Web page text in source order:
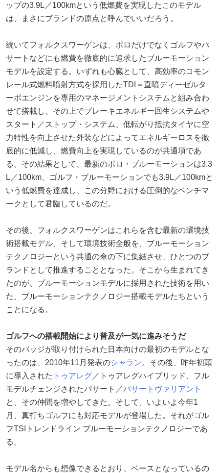
ップの3.9L／100kmという低燃費を実現したこのモデル
は、まさにブランドの原点と呼んでいいだろう。
続いてフォルクスワーゲンは、ポロだけでなくゴルフやパ
サートなどにも燃費を徹底的に追求したブルーモーション
モデルを設定する。いずれも心臓として、高効率のコモン
レール式燃料噴射方式を採用したTDI＝直噴ディーゼルタ
ーボエンジンを専用のマネージメントシステムと組み合わ
せて搭載し、その上でブレーキエネルギー回生システムや
スタート／ストップ・システム、低転がり抵抗タイヤに空
力特性を向上させた外装などによってエネルギーロスを徹
底的に低減し、燃費向上を実現しているのが共通項であ
る。その結果として、最新のポロ・ブルーモーションは3.3
L／100km、ゴルフ・ブルーモーションでも3.9L／100kmと
いう低燃費を達成し、この分野における圧倒的なベンチマ
ークとして君臨しているのだ。
その後、フォルクスワーゲンはこれらを含む最新の環境技
術搭載モデル、そして環境技術全般を、ブルーモーション
テクノロジーという共通の傘の下に集結させ、ひとつのブ
ランドとして推進することとなった。そこから生まれてき
たのが、ブルーモーションモデルに採用された技術を用い
た、ブルーモーションテクノロジー搭載モデルたちという
ことになる。
ゴルフへの搭載開始により普及が一気に進みそうだ
そのバッジが取り付けられた日本向けの最初のモデルとな
ったのは、2010年11月発表のシャラン。その後、昨年初頭
に導入された トゥアレグ ／トゥアレグハイブリッド、フル
モデルチェンジされたパサート／パサートヴァリアント
と、その仲間を増やしてきた。そして、いよいよ今年1
月、真打ちゴルフにも対応モデルが登場した。それがゴル
フTSIトレンドライン ブルーモーションテクノロジーであ
る。
モデル名からも想像できるとおり、ベースとなっているの